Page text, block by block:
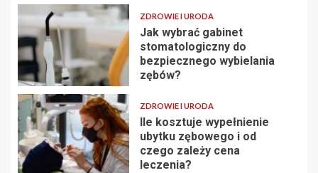
ZDROWIE I URODA
Jak wybrać gabinet
stomatologiczny do
bezpiecznego wybielania
zębów?
ZDROWIE I URODA
Ile kosztuje wypełnienie
ubytku zębowego i od
czego zależy cena
leczenia?